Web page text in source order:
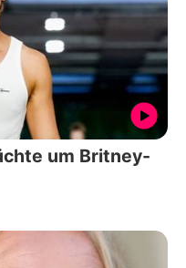
um Britney-